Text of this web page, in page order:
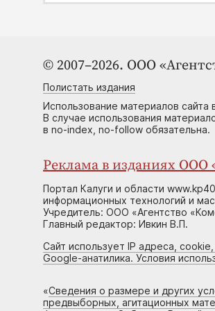
© 2007–2026. ООО
Полистать издания
Использование материалов
В случае использования
в no-index, no-follow обязательна.
Реклама в изданиях ООО
Портал Калуги и области
информационных технологий и
Учредитель: ООО «Агентство
Главный редактор: Ивкин В.П.
Сайт использует IP адреса,
Google-анатилика. Условия
«Сведения о размере и других
предвыборных, агитационных